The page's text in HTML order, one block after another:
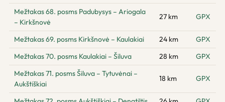
Mežtakas 68. posms Padubysys – Ariogala
– Kirkšnovė
27 km GPX
Mežtakas 69. posms Kirkšnovė – Kaulakiai 24 km
GPX
Mežtakas 70. posms Kaulakiai – Šiluva
28 km
GPX
Mežtakas 71. posms Šiluva – Tytuvėnai –
Aukštiškiai
18 km GPX